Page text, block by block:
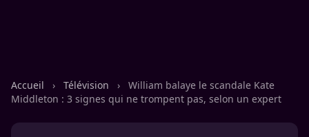
Accueil › Télévision ›
William balaye le scandale Kate
Middleton : 3 signes qui ne trompent pas, selon un expert